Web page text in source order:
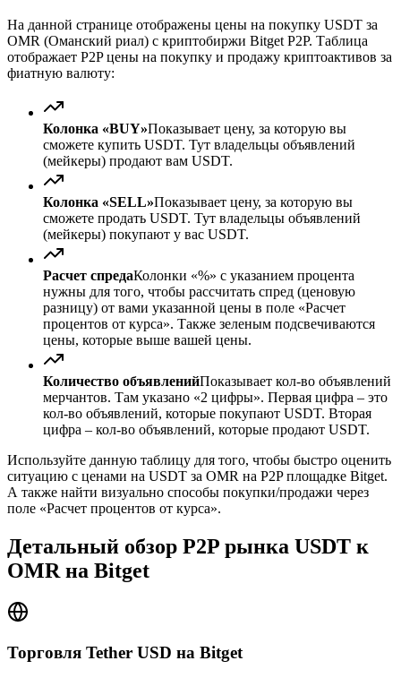
На данной странице отображены цены на покупку USDT за
OMR (Оманский риал) с криптобиржи Bitget P2P. Таблица
отображает P2P цены на покупку и продажу криптоактивов за
фиатную валюту:
Колонка «BUY»Показывает цену, за которую вы
сможете купить USDT. Тут владельцы объявлений
(мейкеры) продают вам USDT.
Колонка «SELL»Показывает цену, за которую вы
сможете продать USDT. Тут владельцы объявлений
(мейкеры) покупают у вас USDT.
Расчет спредаКолонки «%» с указанием процента
нужны для того, чтобы рассчитать спред (ценовую
разницу) от вами указанной цены в поле «Расчет
процентов от курса». Также зеленым подсвечиваются
цены, которые выше вашей цены.
Количество объявленийПоказывает кол-во объявлений
мерчантов. Там указано «2 цифры». Первая цифра – это
кол-во объявлений, которые покупают USDT. Вторая
цифра – кол-во объявлений, которые продают USDT.
Используйте данную таблицу для того, чтобы быстро оценить
ситуацию с ценами на USDT за OMR на P2P площадке Bitget.
А также найти визуально способы покупки/продажи через
поле «Расчет процентов от курса».
Детальный обзор P2P рынка USDT к
OMR на Bitget
Торговля Tether USD на Bitget